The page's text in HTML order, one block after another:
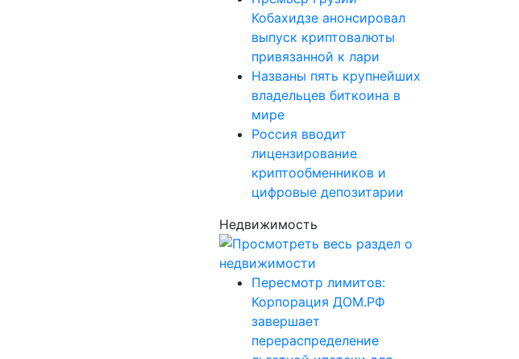
Кобахидзе анонсировал
выпуск криптовалюты
привязанной к лари
Названы пять крупнейших
владельцев биткоина в
мире
Россия вводит
лицензирование
криптообменников и
цифровые депозитарии
Недвижимость
Пересмотр лимитов:
Корпорация ДОМ.РФ
завершает
перераспределение